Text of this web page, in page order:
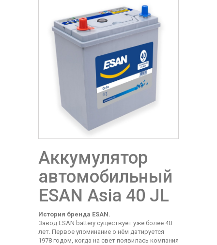
Аккумулятор
автомобильный
ESAN Asia 40 JL
История бренда ESAN.
Завод ESAN battery существует уже более 40
лет. Первое упоминание о нём датируется
1978 годом, когда на свет появилась компания